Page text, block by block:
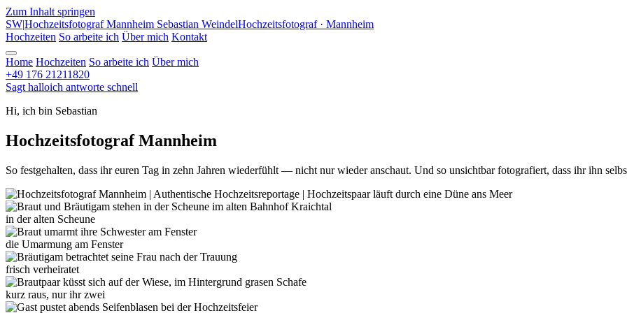
Zum Inhalt springen
SW|Hochzeitsfotograf Mannheim Sebastian WeindelHochzeitsfotograf · Mannheim
Hochzeiten So arbeite ich Über mich Kontakt
Home Hochzeiten So arbeite ich Über mich
+49 176 21211820
Sagt halloich antworte schnell
Hi, ich bin Sebastian
Hochzeitsfotograf Mannheim
So festgehalten, dass ihr euren Tag in zehn Jahren wiederfühlt — nicht nur wieder anschaut. Und so unsichtbar fotografiert, dass ihr ihn
in der alten Scheune
die Umarmung am Fenster
frisch verheiratet
kurz raus, nur ihr zwei